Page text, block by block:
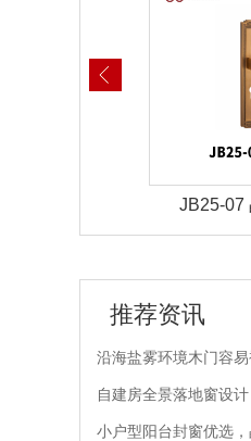
JB25-07
推荐资讯
沿海盐雾环境木门容
自建房全景落地窗设
小户型阳台封窗优选